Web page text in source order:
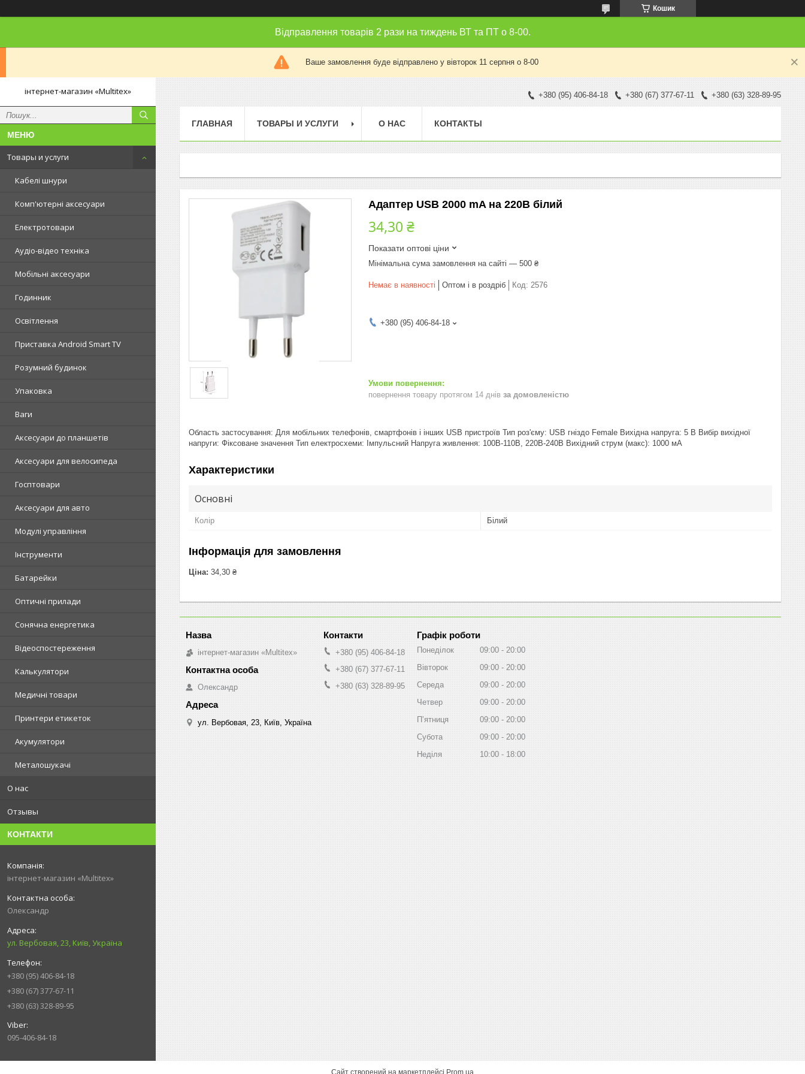
Кошик
Відправлення товарів 2 рази на тиждень ВТ та ПТ о 8-00.
Ваше замовлення буде відправлено у вівторок 11 серпня о 8-00
інтернет-магазин «Multitex»
Товары и услуги
Кабелі шнури
Комп'ютерні аксесуари
Електротовари
Аудіо-відео техніка
Мобільні аксесуари
Годинник
Освітлення
Приставка Android Smart TV
Розумний будинок
Упаковка
Ваги
Аксесуари до планшетів
Аксесуари для велосипеда
Госптовари
Аксесуари для авто
Модулі управління
Інструменти
Батарейки
Оптичні прилади
Сонячна енергетика
Відеоспостереження
Калькулятори
Медичні товари
Принтери етикеток
Акумулятори
Металошукачі
О нас
Отзывы
КОНТАКТИ
інтернет-магазин «Multitex»
Олександр
ул. Вербовая, 23, Київ, Україна
+380 (95) 406-84-18
+380 (67) 377-67-11
+380 (63) 328-89-95
095-406-84-18
+380 (95) 406-84-18 +380 (67) 377-67-11 +380 (63) 328-89-95
ГЛАВНАЯ ТОВАРЫ И УСЛУГИ О НАС КОНТАКТЫ
Адаптер USB 2000 mA на 220В білий
34,30 ₴
Показати оптові ціни
Мінімальна сума замовлення на сайті — 500 ₴
Немає в наявності Оптом і в роздріб Код: 2576
+380 (95) 406-84-18
повернення товару протягом 14 днів за домовленістю
Область застосування: Для мобільних телефонів, смартфонів і інших USB пристроїв Тип роз'єму: USB гніздо Female Вихідна напруга: 5 В Вибір вихідної
напруги: Фіксоване значення Тип електросхеми: Імпульсний Напруга живлення: 100В-110В, 220В-240В Вихідний струм (макс): 1000 мА
Характеристики
Основні
Колір Білий
Інформація для замовлення
Ціна: 34,30 ₴
інтернет-магазин «Multitex»
Олександр
ул. Вербовая, 23, Київ, Україна
+380 (95) 406-84-18
+380 (67) 377-67-11
+380 (63) 328-89-95
Графік роботи
Понеділок 09:00
20:00
Вівторок
09:00
20:00
Середа
09:00
20:00
Четвер
09:00
20:00
Пʼятниця
09:00
20:00
Субота
09:00
20:00
Неділя
10:00 18:00
Сайт створений на маркетплейсі Prom.ua